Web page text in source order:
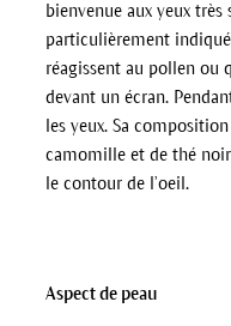
bienvenue aux yeux
particulièrement
réagissent au pollen
devant un écran.
les yeux. Sa
camomille et de thé
le contour de l’oeil.
Aspect de peau